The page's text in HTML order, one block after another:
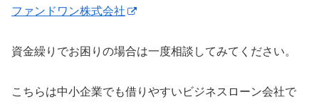
ファンドワン株式会社
資金繰りでお困りの場合は一度相談してみてください。
こちらは中小企業でも借りやすいビジネスローン会社で